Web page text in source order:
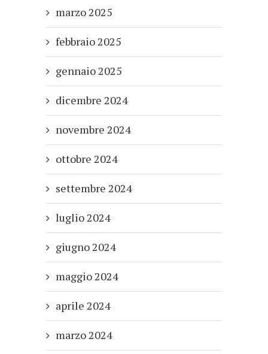
marzo 2025
febbraio 2025
gennaio 2025
dicembre 2024
novembre 2024
ottobre 2024
settembre 2024
luglio 2024
giugno 2024
maggio 2024
aprile 2024
marzo 2024